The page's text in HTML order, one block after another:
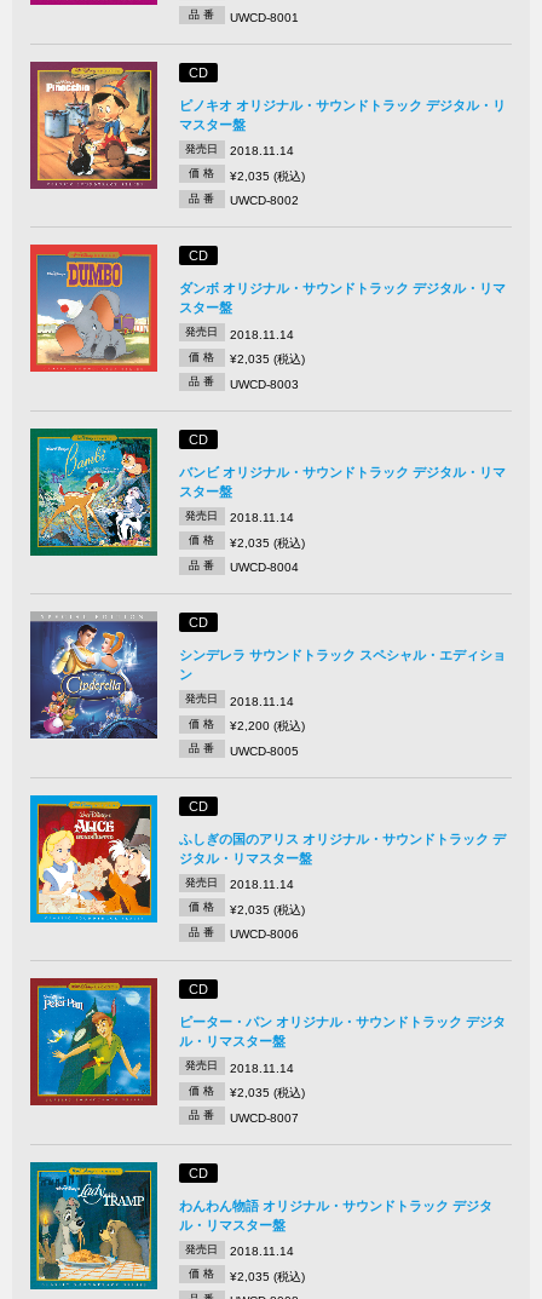
品 番 UWCD-8001
CD
ピノキオ オリジナル・サウンドトラック デジタル・リ
マスター盤
発売日 2018.11.14
価 格 ¥2,035 (税込)
品 番 UWCD-8002
CD
ダンボ オリジナル・サウンドトラック デジタル・リマ
スター盤
発売日 2018.11.14
価 格 ¥2,035 (税込)
品 番 UWCD-8003
CD
バンビ オリジナル・サウンドトラック デジタル・リマ
スター盤
発売日 2018.11.14
価 格 ¥2,035 (税込)
品 番 UWCD-8004
CD
シンデレラ サウンドトラック スペシャル・エディショ
ン
発売日 2018.11.14
価 格 ¥2,200 (税込)
品 番 UWCD-8005
CD
ふしぎの国のアリス オリジナル・サウンドトラック デ
ジタル・リマスター盤
発売日 2018.11.14
価 格 ¥2,035 (税込)
品 番 UWCD-8006
CD
ピーター・パン オリジナル・サウンドトラック デジタ
ル・リマスター盤
発売日 2018.11.14
価 格 ¥2,035 (税込)
品 番 UWCD-8007
CD
わんわん物語 オリジナル・サウンドトラック デジタ
ル・リマスター盤
発売日 2018.11.14
価 格 ¥2,035 (税込)